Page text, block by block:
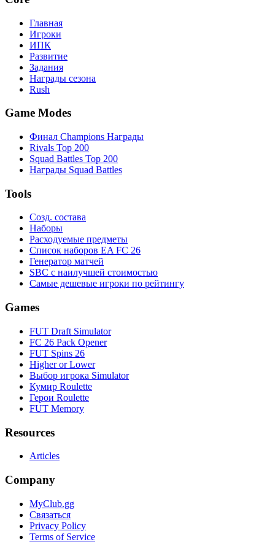
Главная
Игроки
ИПК
Развитие
Задания
Награды сезона
Rush
Game Modes
Финал Champions Награды
Rivals Top 200
Squad Battles Top 200
Награды Squad Battles
Tools
Созд. состава
Наборы
Расходуемые предметы
Список наборов EA FC 26
Генератор матчей
SBC с наилучшей стоимостью
Самые дешевые игроки по рейтингу
Games
FUT Draft Simulator
FC 26 Pack Opener
FUT Spins 26
Higher or Lower
Выбор игрока Simulator
Кумир Roulette
Герои Roulette
FUT Memory
Resources
Articles
Company
MyClub.gg
Связаться
Privacy Policy
Terms of Service